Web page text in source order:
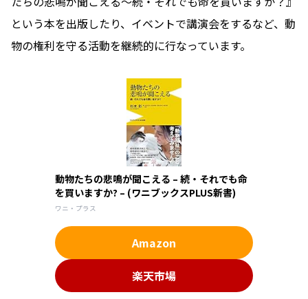
という本を出版したり、イベントで講演会をするなど、動
物の権利を守る活動を継続的に行なっています。
動物たちの悲鳴が聞こえる – 続・それでも命
を買いますか? – (ワニブックスPLUS新書)
ワニ・プラス
Amazon
楽天市場